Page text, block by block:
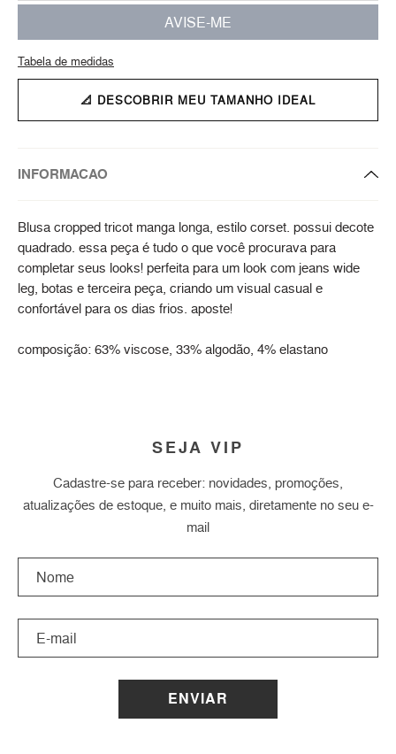
AVISE-ME
Tabela de medidas
📐 DESCOBRIR MEU TAMANHO IDEAL
INFORMACAO
Blusa cropped tricot manga longa, estilo corset. possui decote
quadrado. essa peça é tudo o que você procurava para
completar seus looks! perfeita para um look com jeans wide
leg, botas e terceira peça, criando um visual casual e
confortável para os dias frios. aposte!
composição: 63% viscose, 33% algodão, 4% elastano
SEJA VIP
Cadastre-se para receber: novidades, promoções,
atualizações de estoque, e muito mais, diretamente no seu e-
mail
ENVIAR